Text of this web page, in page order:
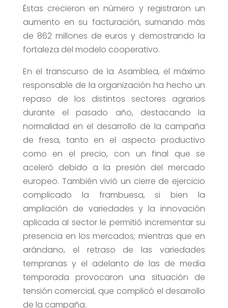
Éstas crecieron en número y registraron un
aumento en su facturación, sumando más
de 862 millones de euros y demostrando la
fortaleza del modelo cooperativo.
En el transcurso de la Asamblea, el máximo
responsable de la organización ha hecho un
repaso de los distintos sectores agrarios
durante el pasado año, destacando la
normalidad en el desarrollo de la campaña
de fresa, tanto en el aspecto productivo
como en el precio, con un final que se
aceleró debido a la presión del mercado
europeo. También vivió un cierre de ejercicio
complicado la frambuesa, si bien la
ampliación de variedades y la innovación
aplicada al sector le permitió incrementar su
presencia en los mercados; mientras que en
arándano, el retraso de las variedades
tempranas y el adelanto de las de media
temporada provocaron una situación de
tensión comercial, que complicó el desarrollo
de la campaña.